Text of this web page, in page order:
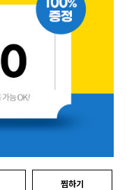
찜하기